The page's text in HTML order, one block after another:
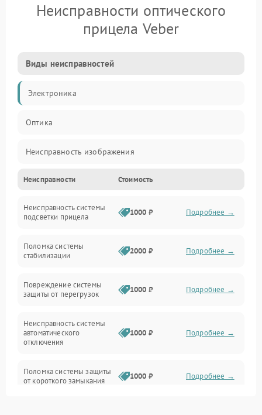
Неисправности оптического
прицела Veber
Виды неисправностей
Электроника
Оптика
Неисправность изображения
Механические повреждения
Неисправность фокусировки и оптики
Электропитание
Механика
Корпус/Герметичность
Неисправности Стоимость
Неисправность системы
подсветки прицела
1000 ₽ Подробнее →
Поломка системы
стабилизации
2000 ₽ Подробнее →
Повреждение системы
защиты от перегрузок
1000 ₽ Подробнее →
Неисправность системы
автоматического
отключения
1000 ₽ Подробнее →
Поломка системы защиты
от короткого замыкания
1000 ₽ Подробнее →